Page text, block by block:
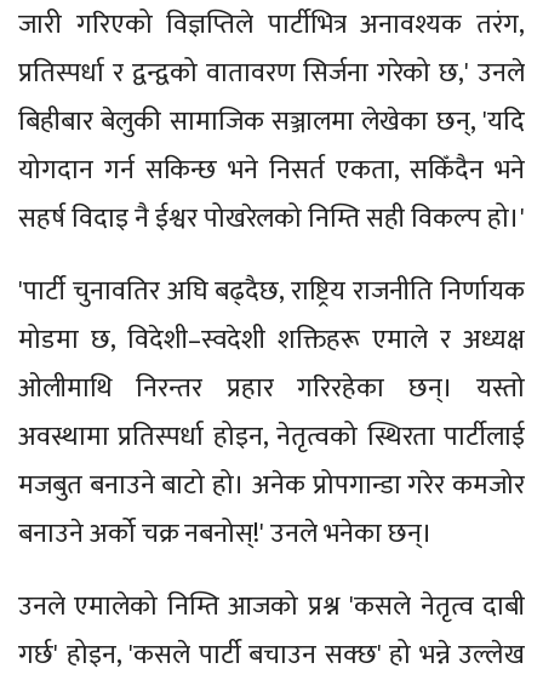
जारी गरिएको विज्ञप्तिले पार्टीभित्र अनावश्यक तरंग,
प्रतिस्पर्धा र द्वन्द्वको वातावरण सिर्जना गरेको छ,' उनले
बिहीबार बेलुकी सामाजिक सञ्जालमा लेखेका छन्, 'यदि
योगदान गर्न सकिन्छ भने निसर्त एकता, सकिँदैन भने
सहर्ष विदाइ नै ईश्वर पोखरेलको निम्ति सही विकल्प हो।'
'पार्टी चुनावतिर अघि बढ्दैछ, राष्ट्रिय राजनीति निर्णायक
मोडमा छ, विदेशी–स्वदेशी शक्तिहरू एमाले र अध्यक्ष
ओलीमाथि निरन्तर प्रहार गरिरहेका छन्। यस्तो
अवस्थामा प्रतिस्पर्धा होइन, नेतृत्वको स्थिरता पार्टीलाई
मजबुत बनाउने बाटो हो। अनेक प्रोपगान्डा गरेर कमजोर
बनाउने अर्को चक्र नबनोस्!' उनले भनेका छन्।
उनले एमालेको निम्ति आजको प्रश्न 'कसले नेतृत्व दाबी
गर्छ' होइन, 'कसले पार्टी बचाउन सक्छ' हो भन्ने उल्लेख